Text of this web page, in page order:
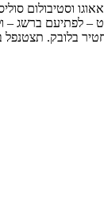
וסטיבולום
לפתיעם ברשג –
בלובק. תצטנפל